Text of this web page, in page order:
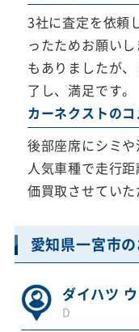
3社に査定を依頼
ったためお願い
もありましたが
了し、満足です。
カーネクストのコ
後部座席にシミや
人気車種で走行
価買取させていた
愛知県一宮市
ダイハツ
D